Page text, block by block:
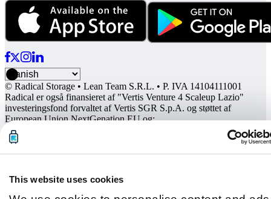
This website uses cookies
© Radical Storage • Lean Team S.R.L. • P. IVA 14104111001
Radical er også finansieret af "Vertis Venture 4 Scaleup Lazio"
investeringsfond forvaltet af Vertis SGR S.p.A. og støttet af
European Union NextGenation EU og: